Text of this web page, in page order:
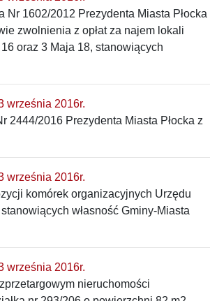
1602/2012 Prezydenta Miasta Płocka
zwolnienia z opłat za najem lokali
oraz 3 Maja 18, stanowiących
września 2016r.
2444/2016 Prezydenta Miasta Płocka z
września 2016r.
komórek organizacyjnych Urzędu
własność Gminy-Miasta
września 2016r.
nieruchomości